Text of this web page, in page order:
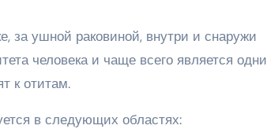
ушной раковиной, внутри и снаружи
человека и чаще всего является
к отитам.
в следующих областях: